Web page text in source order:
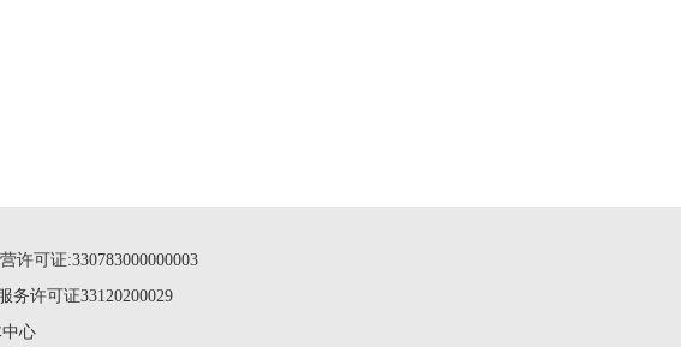
许可证:330783000000003
务许可证33120200029
心